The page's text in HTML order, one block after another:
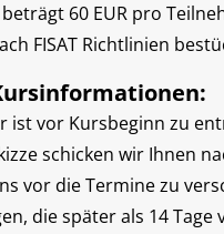
60 EUR pro
FISAT Richtlinien
ist vor Kursbeginn zu
schicken wir Ihnen
vor die Termine zu
die später als 14